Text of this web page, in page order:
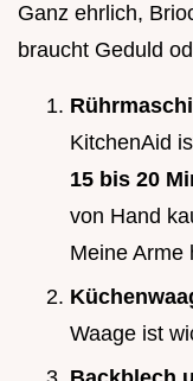
Ganz ehrlich,
braucht Geduld
KitchenAid
15 bis 20
von Hand
Meine Arme
Waage ist